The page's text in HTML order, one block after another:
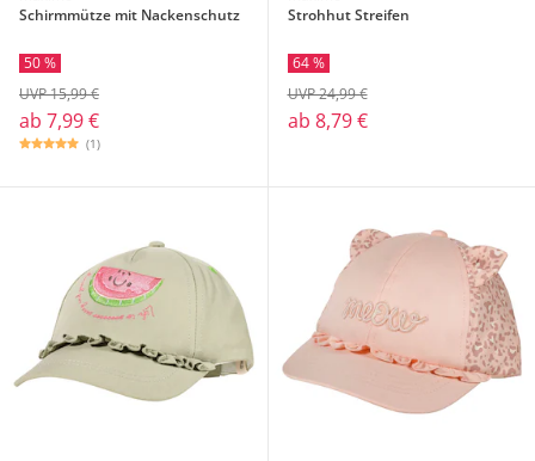
Schirmmütze mit Nackenschutz
50 %
ab 7,99 €
UVP 15,99 €
(1)
Strohhut Streifen
64 %
ab 8,79 €
UVP 24,99 €